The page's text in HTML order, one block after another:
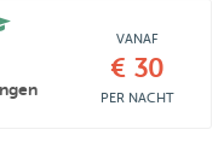
VANAF
€ 30
PER NACHT